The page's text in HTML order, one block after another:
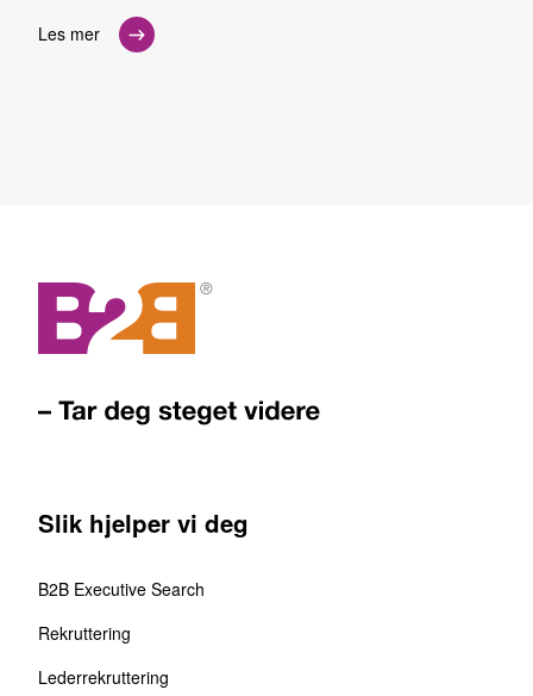
Les mer
Slik hjelper vi deg
B2B Executive Search
Rekruttering
Lederrekruttering